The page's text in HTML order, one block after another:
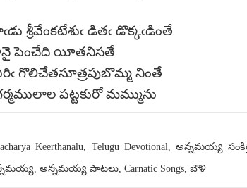
శ్రీవేంకటేశుఁ డితఁ డొక్కఁడింతే
పెంచేది యీతనిసతే
గొలిచేతసూత్రపుబొమ్మ నింతే
పట్టకురో మమ్మును
Keerthanalu, Telugu Devotional,
అన్నమయ్య పాటలు, Carnatic Songs, బౌళి